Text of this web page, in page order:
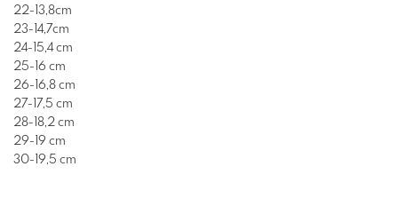
22-13,8cm
23-14,7cm
24-15,4 cm
25-16 cm
26-16,8 cm
27-17,5 cm
28-18,2 cm
29-19 cm
30-19,5 cm